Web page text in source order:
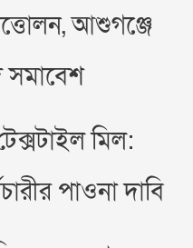
আশুগঞ্জে
সমাবেশ
মিল:
পাওনা দাবি